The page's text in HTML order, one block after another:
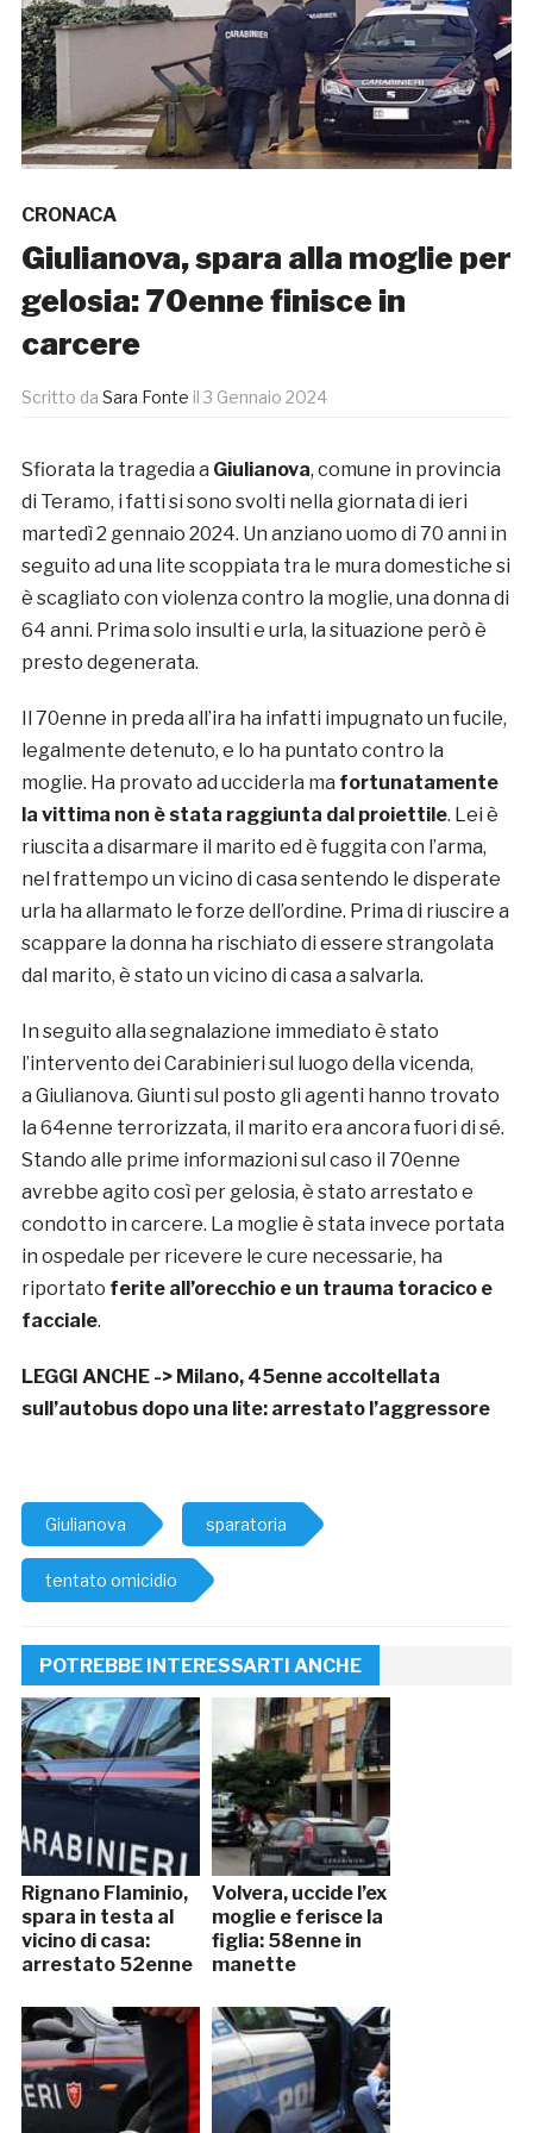
CRONACA
Giulianova, spara alla moglie per
gelosia: 70enne finisce in
carcere
Scritto da Sara Fonte il 3 Gennaio 2024
Sfiorata la tragedia a Giulianova, comune in provincia
di Teramo, i fatti si sono svolti nella giornata di ieri
martedì 2 gennaio 2024. Un anziano uomo di 70 anni in
seguito ad una lite scoppiata tra le mura domestiche si
è scagliato con violenza contro la moglie, una donna di
64 anni. Prima solo insulti e urla, la situazione però è
presto degenerata.
Il 70enne in preda all’ira ha infatti impugnato un fucile,
legalmente detenuto, e lo ha puntato contro la
moglie. Ha provato ad ucciderla ma fortunatamente
la vittima non è stata raggiunta dal proiettile. Lei è
riuscita a disarmare il marito ed è fuggita con l’arma,
nel frattempo un vicino di casa sentendo le disperate
urla ha allarmato le forze dell’ordine. Prima di riuscire a
scappare la donna ha rischiato di essere strangolata
dal marito, è stato un vicino di casa a salvarla.
In seguito alla segnalazione immediato è stato
l’intervento dei Carabinieri sul luogo della vicenda,
a Giulianova. Giunti sul posto gli agenti hanno trovato
la 64enne terrorizzata, il marito era ancora fuori di sé.
Stando alle prime informazioni sul caso il 70enne
avrebbe agito così per gelosia, è stato arrestato e
condotto in carcere. La moglie è stata invece portata
in ospedale per ricevere le cure necessarie, ha
riportato ferite all’orecchio e un trauma toracico e
facciale.
LEGGI ANCHE -> Milano, 45enne accoltellata
sull’autobus dopo una lite: arrestato l’aggressore
Giulianova sparatoria
tentato omicidio
POTREBBE INTERESSARTI ANCHE
Rignano Flaminio,
spara in testa al
vicino di casa:
arrestato 52enne
Volvera, uccide l’ex
moglie e ferisce la
figlia: 58enne in
manette